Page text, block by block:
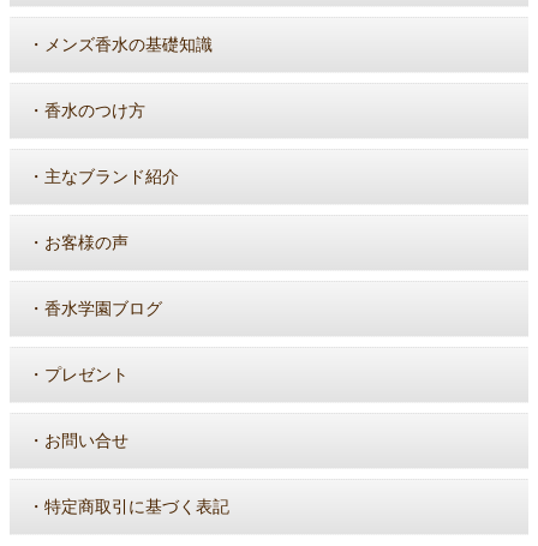
・ メンズ香水の基礎知識
・ 香水のつけ方
・ 主なブランド紹介
・ お客様の声
・ 香水学園ブログ
・ プレゼント
・ お問い合せ
・ 特定商取引に基づく表記